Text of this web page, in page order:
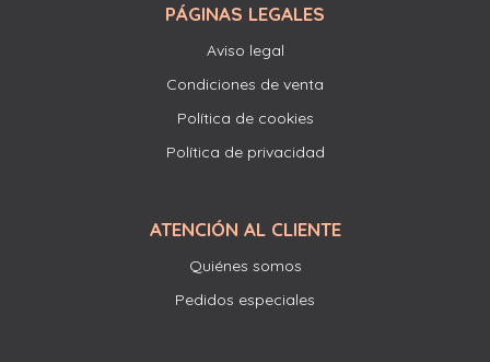
PÁGINAS LEGALES
Aviso legal
Condiciones de venta
Política de cookies
Política de privacidad
ATENCIÓN AL CLIENTE
Quiénes somos
Pedidos especiales